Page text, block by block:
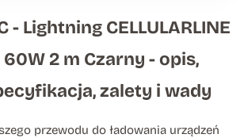
- Lightning CELLULARLINE
2 m Czarny - opis,
zalety i wady
przewodu do ładowania urządzeń